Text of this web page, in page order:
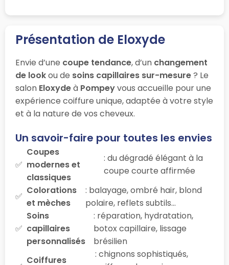
Présentation de Eloxyde
Envie d’une coupe tendance, d’un changement
de lookou de soins capillaires sur-mesure? Le
salon Eloxydeà Pompeyvous accueille pour une
expérience coiffure unique, adaptée à votre style
et à la nature de vos cheveux.
Un savoir-faire pour toutes les envies
Coupes
modernes et
classiques
: du dégradé élégant à la
coupe courte affirmée
Colorations
et mèches
: balayage, ombré hair, blond
polaire, reflets subtils…
Soins
capillaires
personnalisés
: réparation, hydratation,
botox capillaire, lissage
brésilien
Coiffures
: chignons sophistiqués,